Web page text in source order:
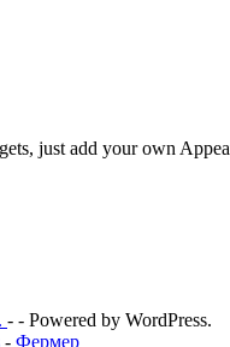
just add your own
- - Powered by WordPress.
- Фермер